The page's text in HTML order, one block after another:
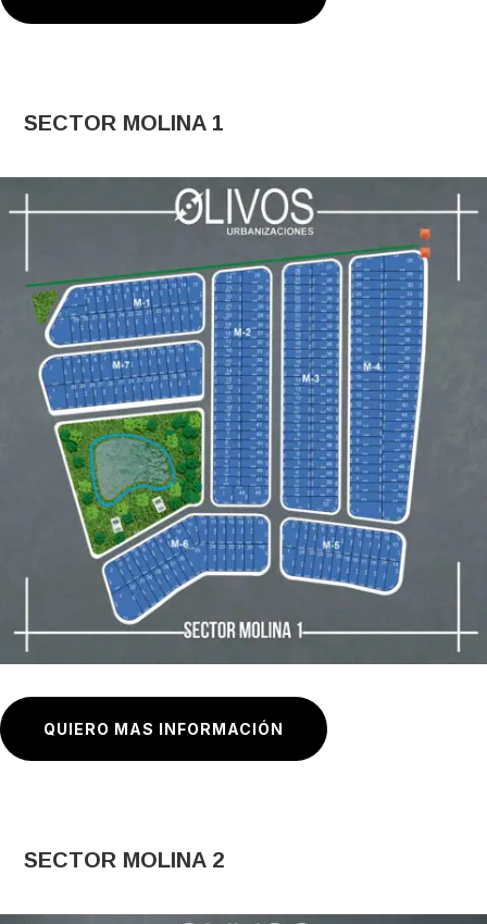
SECTOR MOLINA 1
QUIERO MAS INFORMACIÓN
SECTOR MOLINA 2